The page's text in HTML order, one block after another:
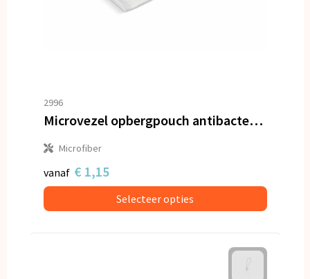
2996
Microvezel opbergpouch antibacterieel 9 x 18 cm
Microfiber
vanaf € 1,15
Selecteer opties